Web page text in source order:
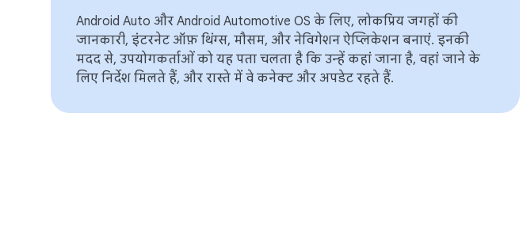
Android Auto और Android Automotive OS के लिए, लोकप्रिय जगहों की
जानकारी, इंटरनेट ऑफ़ थिंग्स, मौसम, और नेविगेशन ऐप्लिकेशन बनाएं. इनकी
मदद से, उपयोगकर्ताओं को यह पता चलता है कि उन्हें कहां जाना है, वहां जाने के
लिए निर्देश मिलते हैं, और रास्ते में वे कनेक्ट और अपडेट रहते हैं.